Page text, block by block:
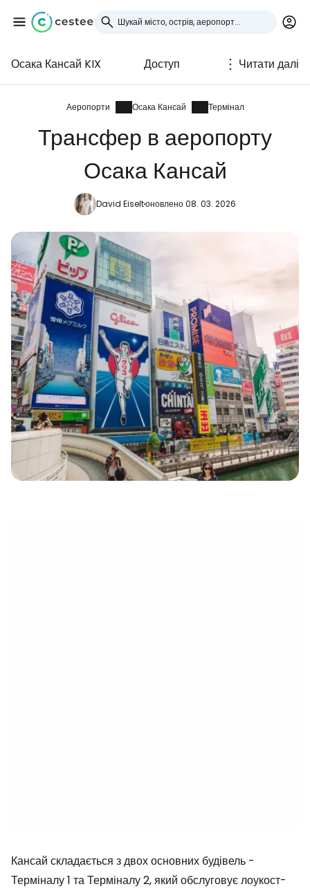
Осака Кансай KIX Доступ Читати далі
Аеропорти Осака Кансай Термінал
Трансфер в аеропорту
Осака Кансай
David Eiseltоновлено 08. 03. 2026
Кансай складається з двох основних будівель -
Терміналу 1 та Терміналу 2, який обслуговує лоукост-
Увійдіть до Cestee
... світова туристична спільнота
Продовжуйте з Google
Продовжуйте у Facebook
Продовжити з email